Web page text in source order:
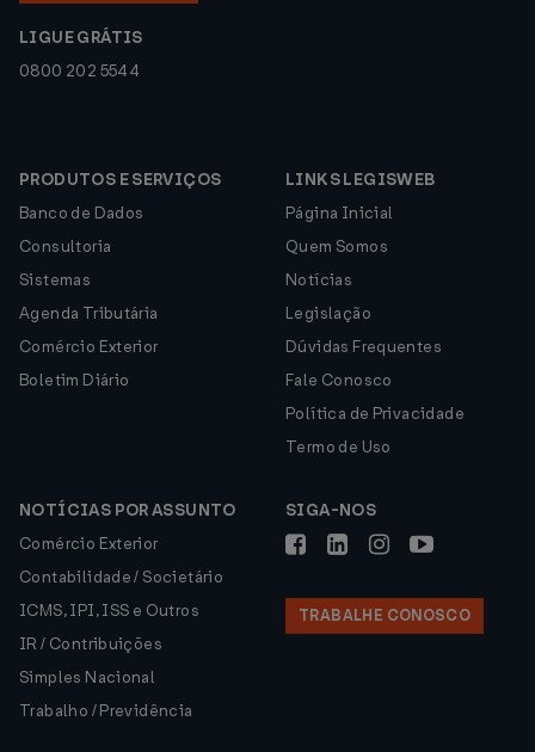
LIGUE GRÁTIS
0800 202 5544
PRODUTOS E SERVIÇOS
Banco de Dados
Consultoria
Sistemas
Agenda Tributária
Comércio Exterior
Boletim Diário
LINKS LEGISWEB
Página Inicial
Quem Somos
Notícias
Legislação
Dúvidas Frequentes
Fale Conosco
Política de Privacidade
Termo de Uso
NOTÍCIAS POR ASSUNTO
Comércio Exterior
Contabilidade / Societário
ICMS, IPI, ISS e Outros
IR / Contribuições
Simples Nacional
Trabalho / Previdência
SIGA-NOS
TRABALHE CONOSCO